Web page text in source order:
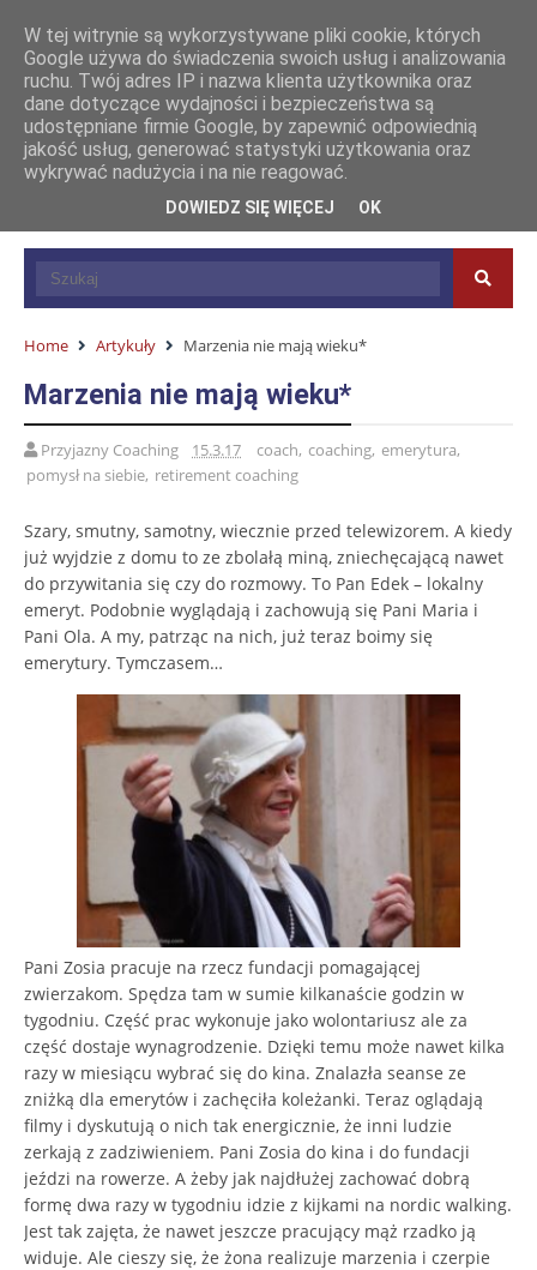
Home Artykuły Marzenia nie mają wieku*
Marzenia nie mają wieku*
Przyjazny Coaching 15.3.17 coach, coaching, emerytura,
pomysł na siebie, retirement coaching
Szary, smutny, samotny, wiecznie przed telewizorem. A kiedy
już wyjdzie z domu to ze zbolałą miną, zniechęcającą nawet
do przywitania się czy do rozmowy. To Pan Edek – lokalny
emeryt. Podobnie wyglądają i zachowują się Pani Maria i
Pani Ola. A my, patrząc na nich, już teraz boimy się
emerytury. Tymczasem…
Pani Zosia pracuje na rzecz fundacji pomagającej
zwierzakom. Spędza tam w sumie kilkanaście godzin w
tygodniu. Część prac wykonuje jako wolontariusz ale za
część dostaje wynagrodzenie. Dzięki temu może nawet kilka
razy w miesiącu wybrać się do kina. Znalazła seanse ze
zniżką dla emerytów i zachęciła koleżanki. Teraz oglądają
filmy i dyskutują o nich tak energicznie, że inni ludzie
zerkają z zadziwieniem. Pani Zosia do kina i do fundacji
jeździ na rowerze. A żeby jak najdłużej zachować dobrą
formę dwa razy w tygodniu idzie z kijkami na nordic walking.
Jest tak zajęta, że nawet jeszcze pracujący mąż rzadko ją
widuje. Ale cieszy się, że żona realizuje marzenia i czerpie
W tej witrynie są wykorzystywane pliki cookie, których
Google używa do świadczenia swoich usług i analizowania
ruchu. Twój adres IP i nazwa klienta użytkownika oraz
dane dotyczące wydajności i bezpieczeństwa są
udostępniane firmie Google, by zapewnić odpowiednią
jakość usług, generować statystyki użytkowania oraz
wykrywać nadużycia i na nie reagować.
DOWIEDZ SIĘ WIĘCEJ OK